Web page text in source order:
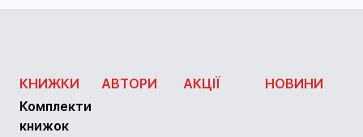
КНИЖКИ
Комплекти
книжок
АВТОРИ АКЦІЇ НОВИНИ